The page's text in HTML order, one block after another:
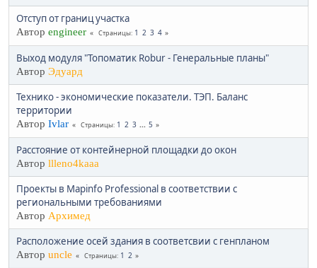
Отступ от границ участка
Автор engineer Страницы 1 2 3 4
Выход модуля "Топоматик Robur - Генеральные планы"
Автор Эдуард
Технико - экономические показатели. ТЭП. Баланс
территории
Автор Ivlar Страницы 1 2 3 ... 5
Расстояние от контейнерной площадки до окон
Автор llleno4kaaa
Проекты в Mapinfo Professional в соответствии с
региональными требованиями
Автор Архимед
Расположение осей здания в соответсвии с генпланом
Автор uncle Страницы 1 2